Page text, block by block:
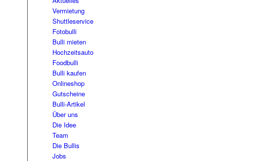
Vermietung
Shuttleservice
Fotobulli
Bulli mieten
Hochzeitsauto
Foodbulli
Bulli kaufen
Onlineshop
Gutscheine
Bulli-Artikel
Über uns
Die Idee
Team
Die Bullis
Jobs